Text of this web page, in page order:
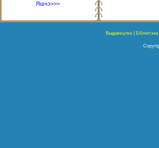
Яшчэ>>>
Выдавецтва| Бібліятэка